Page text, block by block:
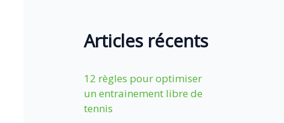
Articles récents
12 règles pour optimiser
un entrainement libre de
tennis